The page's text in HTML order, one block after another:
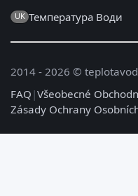
UK Температура Води
2014 - 2026 ©
FAQ |Všeobecné
Zásady Ochrany